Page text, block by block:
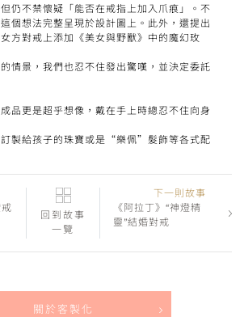
仍不禁懷疑「能否在戒指上加入爪痕」。不
個想法完整呈現於設計圖上。此外，還提出
方對戒上添加《美女與野獸》中的魔幻玫
情景，我們也忍不住發出驚嘆，並決定委託
品更是超乎想像，戴在手上時總忍不住向身
製給孩子的珠寶或是“樂佩”髮飾等各式配
回到故事
一覽
下一則故事
《阿拉丁》“神燈精
靈”結婚對戒
關於客製化